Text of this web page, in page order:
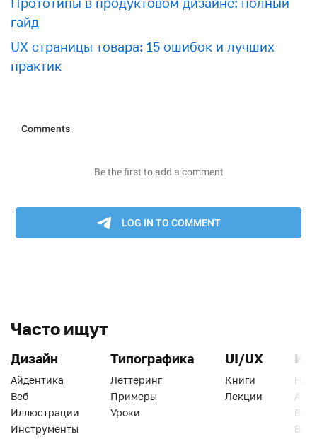
гайд
UX страницы товара: 15 ошибок и лучших
практик
Часто ищут
Дизайн
Айдентика
Веб
Иллюстрации
Инструменты
Типографика
Леттеринг
Примеры
Уроки
UI/UX
Книги
Лекции
Веб